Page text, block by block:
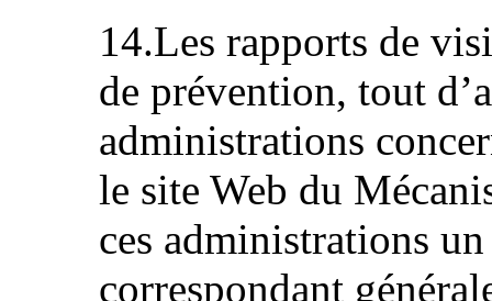
14.Les rapports de
de prévention, tout
administrations
le site Web du
ces administrations
correspondant